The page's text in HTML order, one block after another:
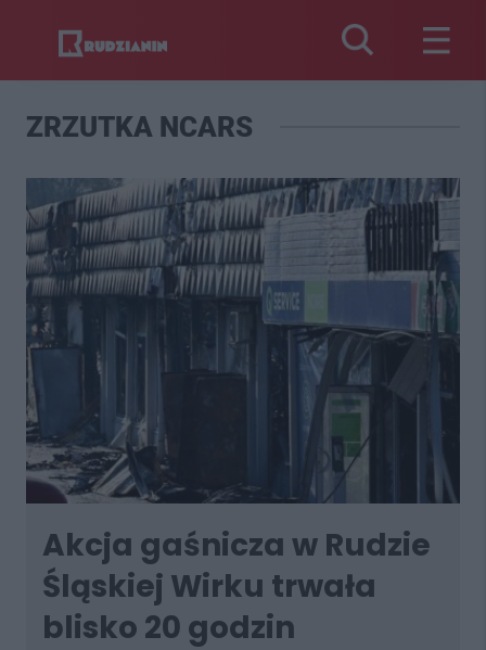
ZRZUTKA NCARS
Akcja gaśnicza w Rudzie
Śląskiej Wirku trwała
blisko 20 godzin